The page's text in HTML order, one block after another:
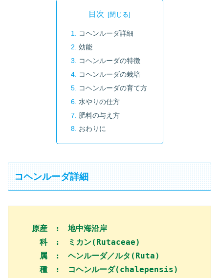
目次
コヘンルーダ詳細
効能
コヘンルーダの特徴
コヘンルーダの栽培
コヘンルーダの育て方
水やりの仕方
肥料の与え方
おわりに
コヘンルーダ詳細
原産　:　地中海沿岸
科　:　ミカン(Rutaceae)
属　:　ヘンルーダ／ルタ(Ruta)
種　:　コヘンルーダ(chalepensis)